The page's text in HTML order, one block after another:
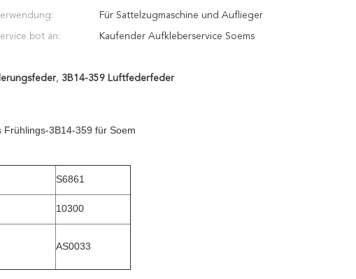
Für Sattelzugmaschine und Auflieger
bot an: Kaufender Aufkleberservice Soems
, 3B14-359 Luftfederfeder
3B14-359 für Soem
S6861
10300
AS0033